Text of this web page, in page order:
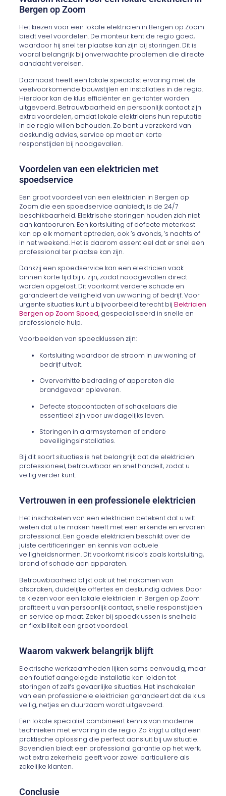
Bergen op Zoom
Het kiezen voor een lokale elektricien in Bergen op Zoom
biedt veel voordelen. De monteur kent de regio goed,
waardoor hij snel ter plaatse kan zijn bij storingen. Dit is
vooral belangrijk bij onverwachte problemen die directe
aandacht vereisen.
Daarnaast heeft een lokale specialist ervaring met de
veelvoorkomende bouwstijlen en installaties in de regio.
Hierdoor kan de klus efficiënter en gerichter worden
uitgevoerd. Betrouwbaarheid en persoonlijk contact zijn
extra voordelen, omdat lokale elektriciens hun reputatie
in de regio willen behouden. Zo bent u verzekerd van
deskundig advies, service op maat en korte
responstijden bij noodgevallen.
Voordelen van een elektricien met
spoedservice
Een groot voordeel van een elektricien in Bergen op
Zoom die een spoedservice aanbiedt, is de 24/7
beschikbaarheid. Elektrische storingen houden zich niet
aan kantooruren. Een kortsluiting of defecte meterkast
kan op elk moment optreden, ook ’s avonds, ’s nachts of
in het weekend. Het is daarom essentieel dat er snel een
professional ter plaatse kan zijn.
Dankzij een spoedservice kan een elektricien vaak
binnen korte tijd bij u zijn, zodat noodgevallen direct
worden opgelost. Dit voorkomt verdere schade en
garandeert de veiligheid van uw woning of bedrijf. Voor
urgente situaties kunt u bijvoorbeeld terecht bijElektricien
Bergen op Zoom Spoed, gespecialiseerd in snelle en
professionele hulp.
Voorbeelden van spoedklussen zijn:
Kortsluiting waardoor de stroom in uw woning of
bedrijf uitvalt.
Oververhitte bedrading of apparaten die
brandgevaar opleveren.
Defecte stopcontacten of schakelaars die
essentieel zijn voor uw dagelijks leven.
Storingen in alarmsystemen of andere
beveiligingsinstallaties.
Bij dit soort situaties is het belangrijk dat de elektricien
professioneel, betrouwbaar en snel handelt, zodat u
veilig verder kunt.
Vertrouwen in een professionele elektricien
Het inschakelen van een elektricien betekent dat u wilt
weten dat u te maken heeft met een erkende en ervaren
professional. Een goede elektricien beschikt over de
juiste certificeringen en kennis van actuele
veiligheidsnormen. Dit voorkomt risico’s zoals kortsluiting,
brand of schade aan apparaten.
Betrouwbaarheid blijkt ook uit het nakomen van
afspraken, duidelijke offertes en deskundig advies. Door
te kiezen voor een lokale elektricien in Bergen op Zoom
profiteert u van persoonlijk contact, snelle responstijden
en service op maat. Zeker bij spoedklussen is snelheid
en flexibiliteit een groot voordeel.
Waarom vakwerk belangrijk blijft
Elektrische werkzaamheden lijken soms eenvoudig, maar
een foutief aangelegde installatie kan leiden tot
storingen of zelfs gevaarlijke situaties. Het inschakelen
van een professionele elektricien garandeert dat de klus
veilig, netjes en duurzaam wordt uitgevoerd.
Een lokale specialist combineert kennis van moderne
technieken met ervaring in de regio. Zo krijgt u altijd een
praktische oplossing die perfect aansluit bij uw situatie.
Bovendien biedt een professional garantie op het werk,
wat extra zekerheid geeft voor zowel particuliere als
zakelijke klanten.
Conclusie